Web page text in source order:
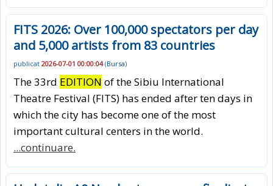
FITS 2026: Over 100,000 spectators per day
and 5,000 artists from 83 countries
publicat 2026-07-01 00:00:04(Bursa)
The 33rd EDITION of the Sibiu International
Theatre Festival (FITS) has ended after ten days in
which the city has become one of the most
important cultural centers in the world.
...continuare.